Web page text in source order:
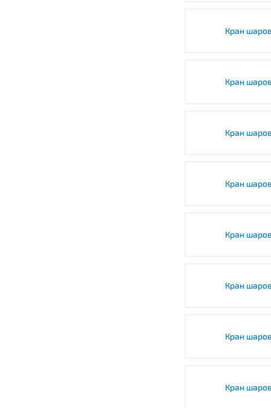
Кран
Кран
Кран
Кран
Кран
Кран
Кран
Кран